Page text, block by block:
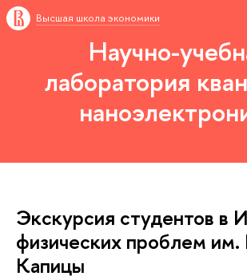
Высшая школа экономики
Научно-
лаборатория
Экскурсия студентов в
физических проблем
Капицы